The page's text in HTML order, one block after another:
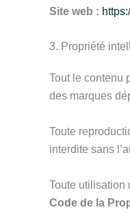
Site web :
3. Propriété
Tout le contenu
des marques
Toute
interdite sans
Toute utilisation
Code de la